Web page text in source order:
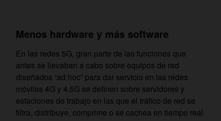
Menos hardware y más software
En las redes 5G, gran parte de las funciones que
antes se llevaban a cabo sobre equipos de red
diseñados “ad hoc” para dar servicio en las redes
móviles 4G y 4.5G se definen sobre servidores y
estaciones de trabajo en las que el tráfico de red se
filtra, distribuye, comprime o se cachea en tiempo real